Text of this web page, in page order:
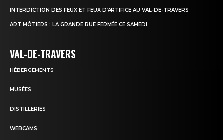
INTERDICTION DES FEUX ET FEUX D’ARTIFICE AU VAL-DE-TRAVERS
ART MÔTIERS : LA GRANDE RUE FERMÉE CE SAMEDI
VAL-DE-TRAVERS
HÉBERGEMENTS
MUSÉES
DISTILLERIES
WEBCAMS